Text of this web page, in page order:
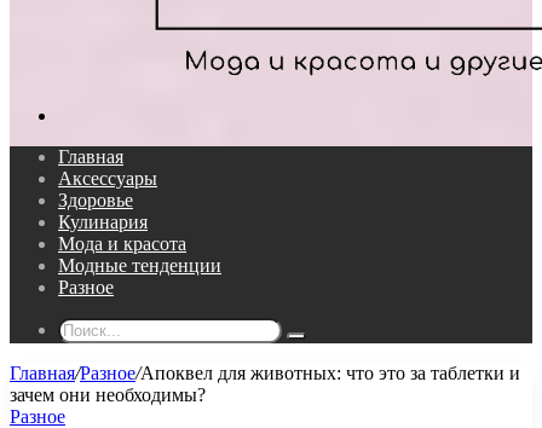
Главная
Аксессуары
Здоровье
Кулинария
Мода и красота
Модные тенденции
Разное
Поиск...
Главная/Разное/Апоквел для животных: что это за таблетки и
зачем они необходимы?
Разное